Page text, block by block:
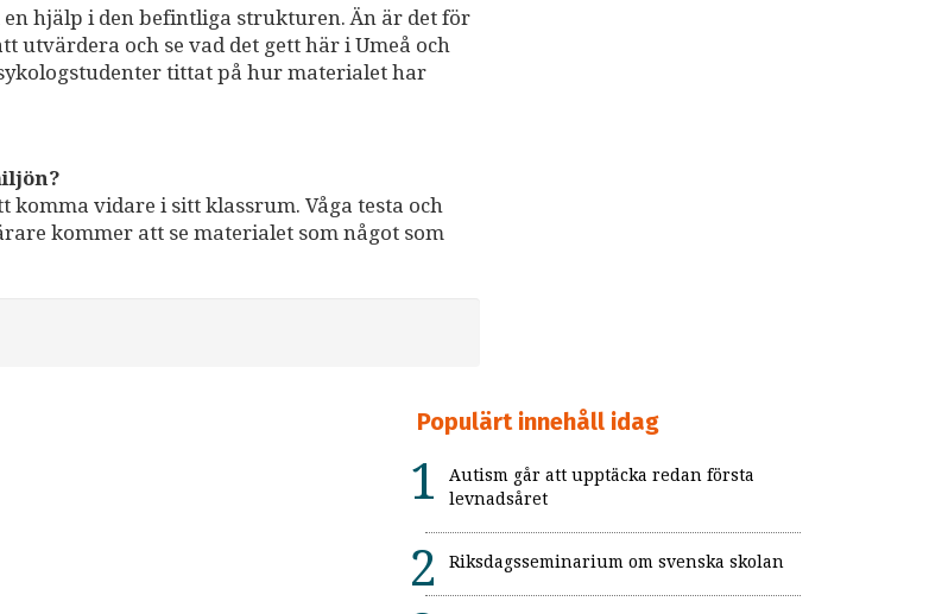
hjälp i den befintliga strukturen. Än är det för
utvärdera och se vad det gett här i Umeå och
tittat på hur materialet har
komma vidare i sitt klassrum. Våga testa och
kommer att se materialet som något som
Populärt innehåll idag
Autism går att upptäcka redan första
levnadsåret
Riksdagsseminarium om svenska skolan